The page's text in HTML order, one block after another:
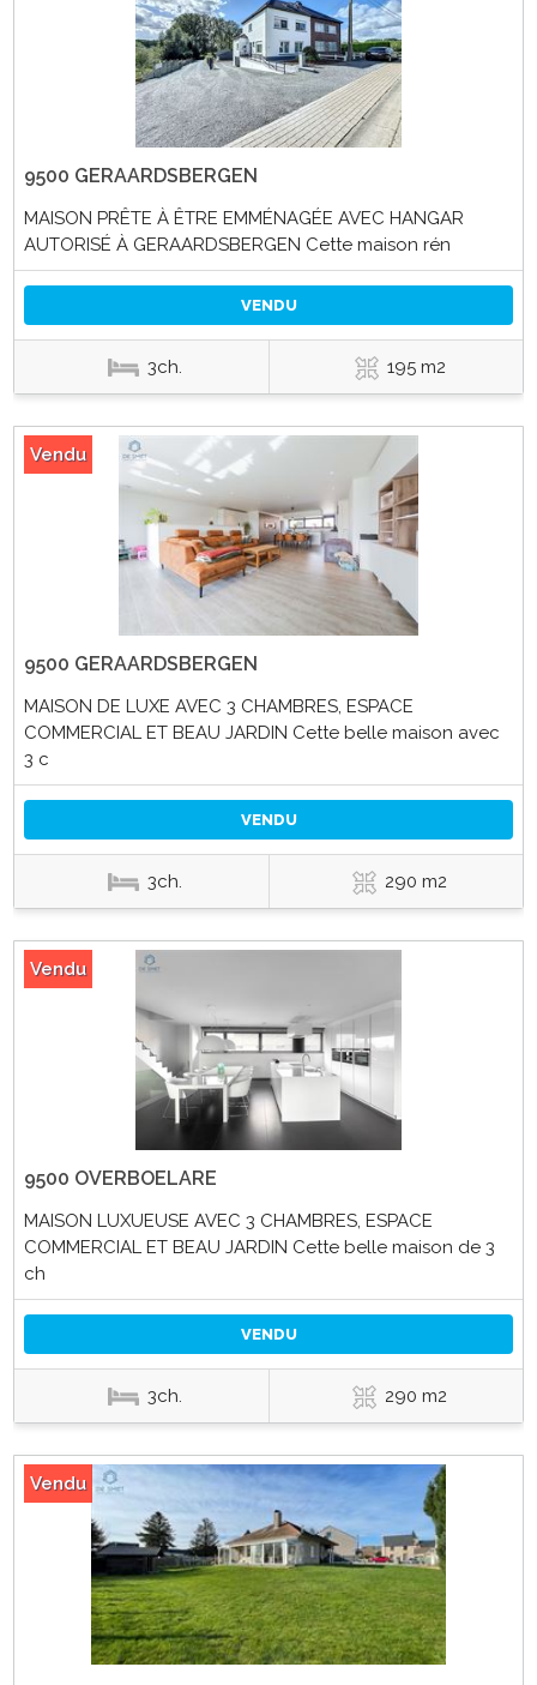
9500 GERAARDSBERGEN
MAISON PRÊTE À ÊTRE EMMÉNAGÉE AVEC HANGAR
AUTORISÉ À GERAARDSBERGEN Cette maison rén
VENDU
3ch. 195 m2
Vendu
9500 GERAARDSBERGEN
MAISON DE LUXE AVEC 3 CHAMBRES, ESPACE
COMMERCIAL ET BEAU JARDIN Cette belle maison avec
3 c
VENDU
3ch. 290 m2
Vendu
9500 OVERBOELARE
MAISON LUXUEUSE AVEC 3 CHAMBRES, ESPACE
COMMERCIAL ET BEAU JARDIN Cette belle maison de 3
ch
VENDU
3ch. 290 m2
Vendu